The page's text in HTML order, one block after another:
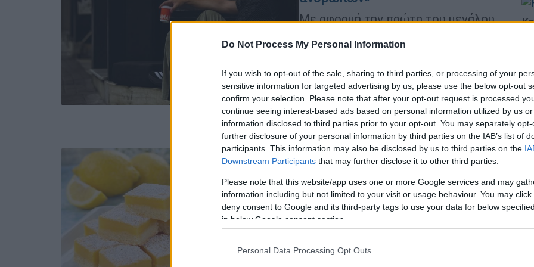
Do Not Process My Personal Information
If you wish to opt-out of the sale, sharing to third parties, or processing of your
sensitive information for targeted advertising by us, please use the below opt-out
confirm your selection. Please note that after your opt-out request is processed
continue seeing interest-based ads based on personal information utilized by us
information disclosed to third parties prior to your opt-out. You may separately
further disclosure of your personal information by third parties on the IAB’s list of
participants. This information may also be disclosed by us to third parties on the
Downstream Participants that may further disclose it to other third parties.
Please note that this website/app uses one or more Google services and may
information including but not limited to your visit or usage behaviour. You may
deny consent to Google and its third-party tags to use your data for below
in below Google consent section.
Personal Data Processing Opt Outs
Με αφορμή την πρώτη του μεγάλου
Γιώργος Μπένος μιλά στο ethnos.gr
που μας καθορίζει και την ανάγκη να
διατηρήσουμε την τρυφερότητα σε
έναν κόσμο που γίνεται όλο και πιο
σκληρός.
Food & Drink|10.02.2026 06:30
Σπιτική ζαχαροπλαστική: Τρία
φανταστικά γλυκά και βουτήματα
με άρωμα λεμονιού
μπισκοτένια βάση, απίθανο κέικ